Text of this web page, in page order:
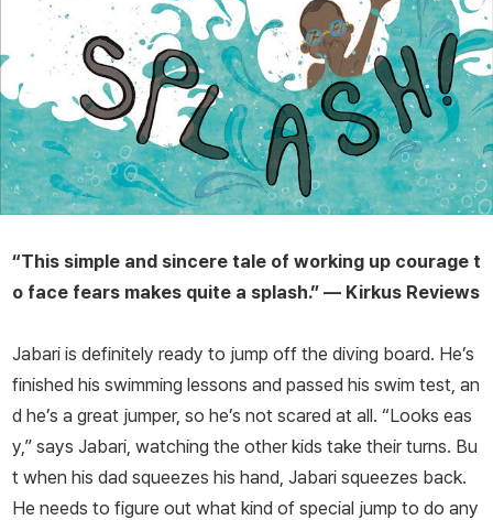
“This simple and sincere tale of working up courage t
o face fears makes quite a splash.” — Kirkus Reviews
Jabari is definitely ready to jump off the diving board. He’s
finished his swimming lessons and passed his swim test, an
d he’s a great jumper, so he’s not scared at all. “Looks eas
y,” says Jabari, watching the other kids take their turns. Bu
t when his dad squeezes his hand, Jabari squeezes back.
He needs to figure out what kind of special jump to do any